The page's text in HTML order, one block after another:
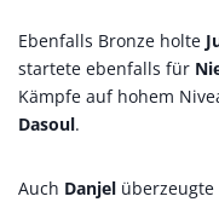
Ebenfalls Bronze holte
startete ebenfalls für
Kämpfe auf hohem
Dasoul.
Auch Danjel